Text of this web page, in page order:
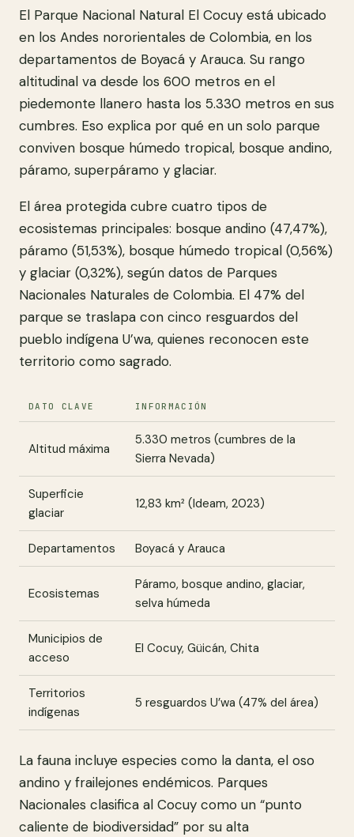
El Parque Nacional Natural El Cocuy está ubicado
en los Andes nororientales de Colombia, en los
departamentos de Boyacá y Arauca. Su rango
altitudinal va desde los 600 metros en el
piedemonte llanero hasta los 5.330 metros en sus
cumbres. Eso explica por qué en un solo parque
conviven bosque húmedo tropical, bosque andino,
páramo, superpáramo y glaciar.
El área protegida cubre cuatro tipos de
ecosistemas principales: bosque andino (47,47%),
páramo (51,53%), bosque húmedo tropical (0,56%)
y glaciar (0,32%), según datos de Parques
Nacionales Naturales de Colombia. El 47% del
parque se traslapa con cinco resguardos del
pueblo indígena U’wa, quienes reconocen este
territorio como sagrado.
DATO CLAVE INFORMACIÓN
Altitud máxima
5.330 metros (cumbres de la
Sierra Nevada)
Superficie
glaciar
12,83 km² (Ideam, 2023)
Departamentos Boyacá y Arauca
Ecosistemas
Páramo, bosque andino, glaciar,
selva húmeda
Municipios de
acceso
El Cocuy, Güicán, Chita
Territorios
indígenas
5 resguardos U’wa (47% del área)
La fauna incluye especies como la danta, el oso
andino y frailejones endémicos. Parques
Nacionales clasifica al Cocuy como un “punto
caliente de biodiversidad” por su alta